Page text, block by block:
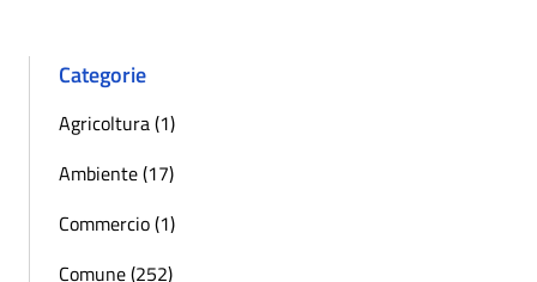
Categorie
Agricoltura (1)
Ambiente (17)
Commercio (1)
Comune (252)